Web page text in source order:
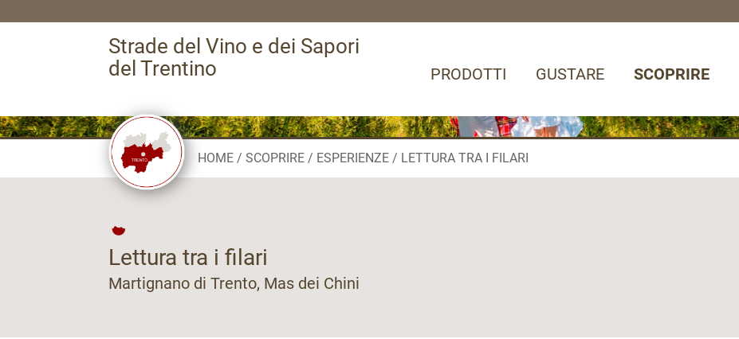
Strade del Vino e dei Sapori
del Trentino
PRODOTTI GUSTARE SCOPRIRE
HOME SCOPRIRE ESPERIENZE LETTURA TRA I FILARI
Lettura tra i filari
Martignano di Trento, Mas dei Chini